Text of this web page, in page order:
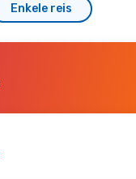
Enkele reis
Sep.
Sep.